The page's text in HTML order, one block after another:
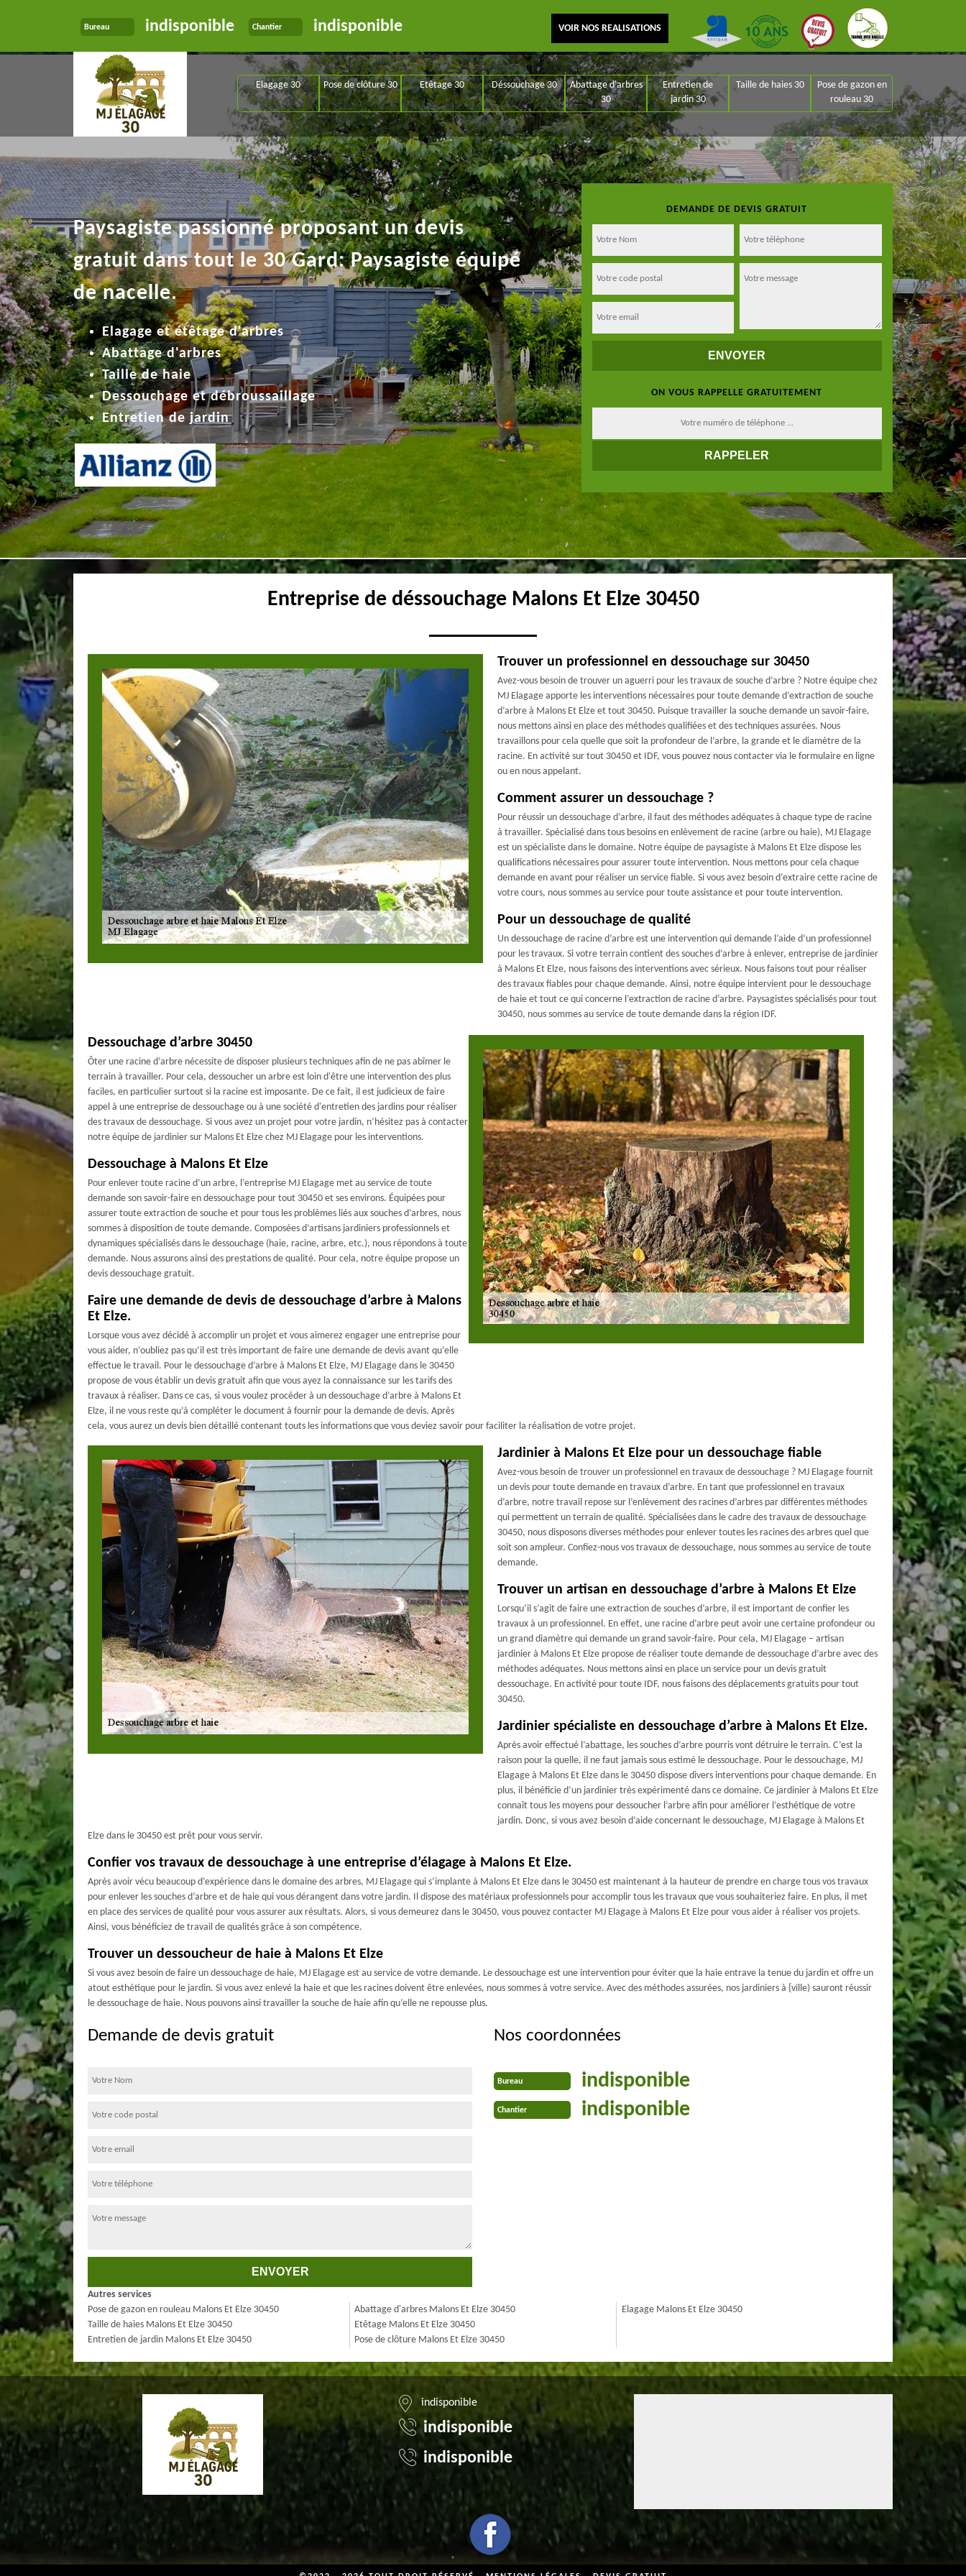
Bureau indisponible Chantier indisponible VOIR NOS REALISATIONS
Elagage 30 Pose de clôture 30 Etêtage 30 Déssouchage 30
Abattage d'arbres
30
Entretien de
jardin 30
Taille de haies 30
Pose de gazon en
rouleau 30
DEMANDE DE DEVIS GRATUIT
ON VOUS RAPPELLE GRATUITEMENT
Paysagiste passionné proposant un devis
gratuit dans tout le 30 Gard: Paysagiste équipé
de nacelle.
Elagage et étêtage d'arbres
Abattage d'arbres
Taille de haie
Dessouchage et débroussaillage
Entretien de jardin
Entreprise de déssouchage Malons Et Elze 30450
Trouver un professionnel en dessouchage sur 30450
Avez-vous besoin de trouver un aguerri pour les travaux de souche d’arbre ? Notre équipe chez
MJ Elagage apporte les interventions nécessaires pour toute demande d’extraction de souche
d’arbre à Malons Et Elze et tout 30450. Puisque travailler la souche demande un savoir-faire,
nous mettons ainsi en place des méthodes qualifiées et des techniques assurées. Nous
travaillons pour cela quelle que soit la profondeur de l’arbre, la grande et le diamètre de la
racine. En activité sur tout 30450 et IDF, vous pouvez nous contacter via le formulaire en ligne
ou en nous appelant.
Comment assurer un dessouchage ?
Pour réussir un dessouchage d’arbre, il faut des méthodes adéquates à chaque type de racine
à travailler. Spécialisé dans tous besoins en enlèvement de racine (arbre ou haie), MJ Elagage
est un spécialiste dans le domaine. Notre équipe de paysagiste à Malons Et Elze dispose les
qualifications nécessaires pour assurer toute intervention. Nous mettons pour cela chaque
demande en avant pour réaliser un service fiable. Si vous avez besoin d’extraire cette racine de
votre cours, nous sommes au service pour toute assistance et pour toute intervention.
Pour un dessouchage de qualité
Un dessouchage de racine d’arbre est une intervention qui demande l’aide d’un professionnel
pour les travaux. Si votre terrain contient des souches d’arbre à enlever, entreprise de jardinier
à Malons Et Elze, nous faisons des interventions avec sérieux. Nous faisons tout pour réaliser
des travaux fiables pour chaque demande. Ainsi, notre équipe intervient pour le dessouchage
de haie et tout ce qui concerne l’extraction de racine d’arbre. Paysagistes spécialisés pour tout
30450, nous sommes au service de toute demande dans la région IDF.
Dessouchage d’arbre 30450
Ôter une racine d’arbre nécessite de disposer plusieurs techniques afin de ne pas abîmer le
terrain à travailler. Pour cela, dessoucher un arbre est loin d'être une intervention des plus
faciles, en particulier surtout si la racine est imposante. De ce fait, il est judicieux de faire
appel à une entreprise de dessouchage ou à une société d'entretien des jardins pour réaliser
des travaux de dessouchage. Si vous avez un projet pour votre jardin, n’hésitez pas à contacter
notre équipe de jardinier sur Malons Et Elze chez MJ Elagage pour les interventions.
Dessouchage à Malons Et Elze
Pour enlever toute racine d’un arbre, l’entreprise MJ Elagage met au service de toute
demande son savoir-faire en dessouchage pour tout 30450 et ses environs. Équipées pour
assurer toute extraction de souche et pour tous les problèmes liés aux souches d’arbres, nous
sommes à disposition de toute demande. Composées d’artisans jardiniers professionnels et
dynamiques spécialisés dans le dessouchage (haie, racine, arbre, etc.), nous répondons à toute
demande. Nous assurons ainsi des prestations de qualité. Pour cela, notre équipe propose un
devis dessouchage gratuit.
Faire une demande de devis de dessouchage d’arbre à Malons
Et Elze.
Lorsque vous avez décidé à accomplir un projet et vous aimerez engager une entreprise pour
vous aider, n’oubliez pas qu’il est très important de faire une demande de devis avant qu’elle
effectue le travail. Pour le dessouchage d’arbre à Malons Et Elze, MJ Elagage dans le 30450
propose de vous établir un devis gratuit afin que vous ayez la connaissance sur les tarifs des
travaux à réaliser. Dans ce cas, si vous voulez procéder à un dessouchage d’arbre à Malons Et
Elze, il ne vous reste qu’à compléter le document à fournir pour la demande de devis. Après
cela, vous aurez un devis bien détaillé contenant touts les informations que vous deviez savoir pour faciliter la réalisation de votre projet.
Jardinier à Malons Et Elze pour un dessouchage fiable
Avez-vous besoin de trouver un professionnel en travaux de dessouchage ? MJ Elagage fournit
un devis pour toute demande en travaux d’arbre. En tant que professionnel en travaux
d’arbre, notre travail repose sur l’enlèvement des racines d’arbres par différentes méthodes
qui permettent un terrain de qualité. Spécialisées dans le cadre des travaux de dessouchage
30450, nous disposons diverses méthodes pour enlever toutes les racines des arbres quel que
soit son ampleur. Confiez-nous vos travaux de dessouchage, nous sommes au service de toute
demande.
Trouver un artisan en dessouchage d’arbre à Malons Et Elze
Lorsqu’il s’agit de faire une extraction de souches d’arbre, il est important de confier les
travaux à un professionnel. En effet, une racine d’arbre peut avoir une certaine profondeur ou
un grand diamètre qui demande un grand savoir-faire. Pour cela, MJ Elagage – artisan
jardinier à Malons Et Elze propose de réaliser toute demande de dessouchage d’arbre avec des
méthodes adéquates. Nous mettons ainsi en place un service pour un devis gratuit
dessouchage. En activité pour toute IDF, nous faisons des déplacements gratuits pour tout
30450.
Jardinier spécialiste en dessouchage d’arbre à Malons Et Elze.
Après avoir effectué l’abattage, les souches d’arbre pourris vont détruire le terrain. C’est la
raison pour la quelle, il ne faut jamais sous estimé le dessouchage. Pour le dessouchage, MJ
Elagage à Malons Et Elze dans le 30450 dispose divers interventions pour chaque demande. En
plus, il bénéficie d’un jardinier très expérimenté dans ce domaine. Ce jardinier à Malons Et Elze
connaît tous les moyens pour dessoucher l’arbre afin pour améliorer l’esthétique de votre
jardin. Donc, si vous avez besoin d’aide concernant le dessouchage, MJ Elagage à Malons Et
Elze dans le 30450 est prêt pour vous servir.
Confier vos travaux de dessouchage à une entreprise d’élagage à Malons Et Elze.
Après avoir vécu beaucoup d’expérience dans le domaine des arbres, MJ Elagage qui s’implante à Malons Et Elze dans le 30450 est maintenant à la hauteur de prendre en charge tous vos travaux
pour enlever les souches d’arbre et de haie qui vous dérangent dans votre jardin. Il dispose des matériaux professionnels pour accomplir tous les travaux que vous souhaiteriez faire. En plus, il met
en place des services de qualité pour vous assurer aux résultats. Alors, si vous demeurez dans le 30450, vous pouvez contacter MJ Elagage à Malons Et Elze pour vous aider à réaliser vos projets.
Ainsi, vous bénéficiez de travail de qualités grâce à son compétence.
Trouver un dessoucheur de haie à Malons Et Elze
Si vous avez besoin de faire un dessouchage de haie, MJ Elagage est au service de votre demande. Le dessouchage est une intervention pour éviter que la haie entrave la tenue du jardin et offre un
atout esthétique pour le jardin. Si vous avez enlevé la haie et que les racines doivent être enlevées, nous sommes à votre service. Avec des méthodes assurées, nos jardiniers à {ville) sauront réussir
le dessouchage de haie. Nous pouvons ainsi travailler la souche de haie afin qu’elle ne repousse plus.
Demande de devis gratuit Nos coordonnées
Bureau indisponible
Chantier indisponible
Autres services
Pose de gazon en rouleau Malons Et Elze 30450
Taille de haies Malons Et Elze 30450
Entretien de jardin Malons Et Elze 30450
Abattage d'arbres Malons Et Elze 30450
Etêtage Malons Et Elze 30450
Pose de clôture Malons Et Elze 30450
Elagage Malons Et Elze 30450
indisponible
indisponible
indisponible